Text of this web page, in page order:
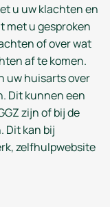
u uw klachten en
met u gesproken
of over wat
af te komen.
uw huisarts over
Dit kunnen een
zijn of bij de
Dit kan bij
zelfhulpwebsite